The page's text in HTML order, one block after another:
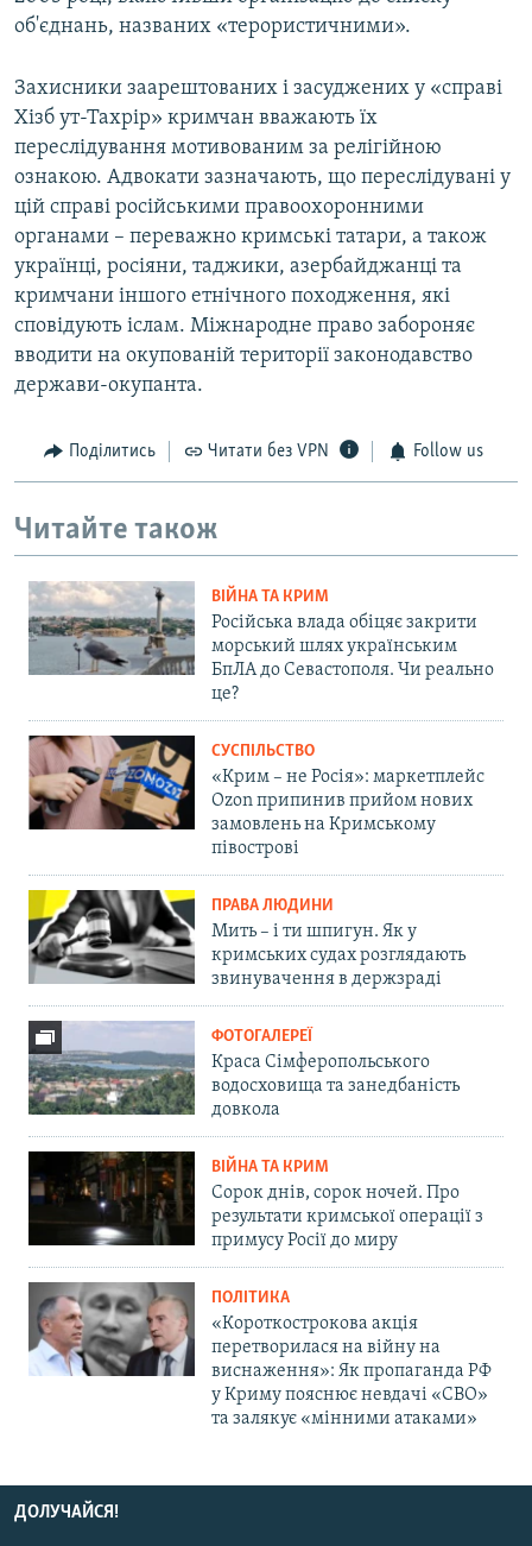
об'єднань, названих «терористичними».
Захисники заарештованих і засуджених у «справі
Хізб ут-Тахрір» кримчан вважають їх
переслідування мотивованим за релігійною
ознакою. Адвокати зазначають, що переслідувані у
цій справі російськими правоохоронними
органами – переважно кримські татари, а також
українці, росіяни, таджики, азербайджанці та
кримчани іншого етнічного походження, які
сповідують іслам. Міжнародне право забороняє
вводити на окупованій території законодавство
держави-окупанта.
Поділитись Читати без VPN Follow us
Читайте також
ВІЙНА ТА КРИМ
Російська влада обіцяє закрити
морський шлях українським
БпЛА до Севастополя. Чи реально
це?
СУСПІЛЬСТВО
«Крим – не Росія»: маркетплейс
Ozon припинив прийом нових
замовлень на Кримському
півострові
ПРАВА ЛЮДИНИ
Мить – і ти шпигун. Як у
кримських судах розглядають
звинувачення в держзраді
ФОТОГАЛЕРЕЇ
Краса Сімферопольського
водосховища та занедбаність
довкола
ВІЙНА ТА КРИМ
Сорок днів, сорок ночей. Про
результати кримської операції з
примусу Росії до миру
ПОЛІТИКА
«Короткострокова акція
перетворилася на війну на
виснаження»: Як пропаганда РФ
у Криму пояснює невдачі «СВО»
та залякує «мінними атаками»
ДОЛУЧАЙСЯ!